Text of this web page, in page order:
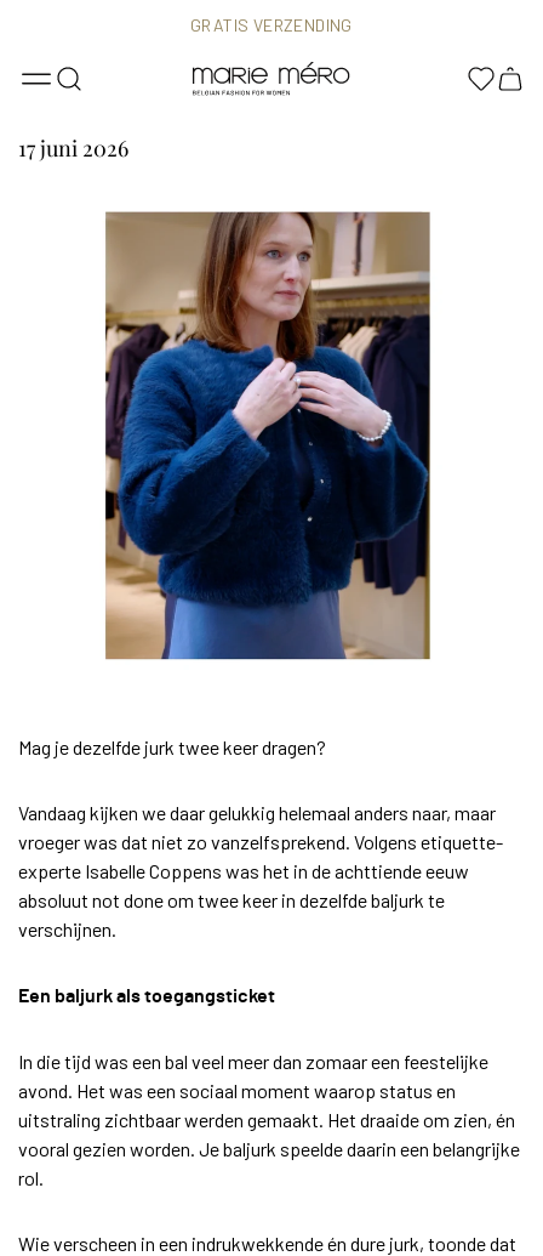
GRATIS VERZENDING
MAAT 36 TOT EN MET MAAT 48
17 juni 2026
Mag je dezelfde jurk twee keer dragen?
Vandaag kijken we daar gelukkig helemaal anders naar, maar
vroeger was dat niet zo vanzelfsprekend. Volgens etiquette-
experte Isabelle Coppens was het in de achttiende eeuw
absoluut not done om twee keer in dezelfde baljurk te
verschijnen.
Een baljurk als toegangsticket
In die tijd was een bal veel meer dan zomaar een feestelijke
avond. Het was een sociaal moment waarop status en
uitstraling zichtbaar werden gemaakt. Het draaide om zien, én
vooral gezien worden. Je baljurk speelde daarin een belangrijke
rol.
Wie verscheen in een indrukwekkende én dure jurk, toonde dat